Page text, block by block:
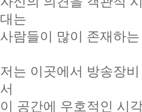
대는
사람들이 많이 존재하
저는 이곳에서 방송장
서
이 공간에 우호적인 시